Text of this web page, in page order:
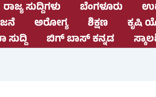
ರಾಜ್ಯ ಸುದ್ದಿಗಳು ಬೆಂಗಳೂರು
ಅರೋಗ್ಯ ಶಿಕ್ಷಣ ಕೃಷಿ
ಬಿಗ್ ಬಾಸ್ ಕನ್ನಡ